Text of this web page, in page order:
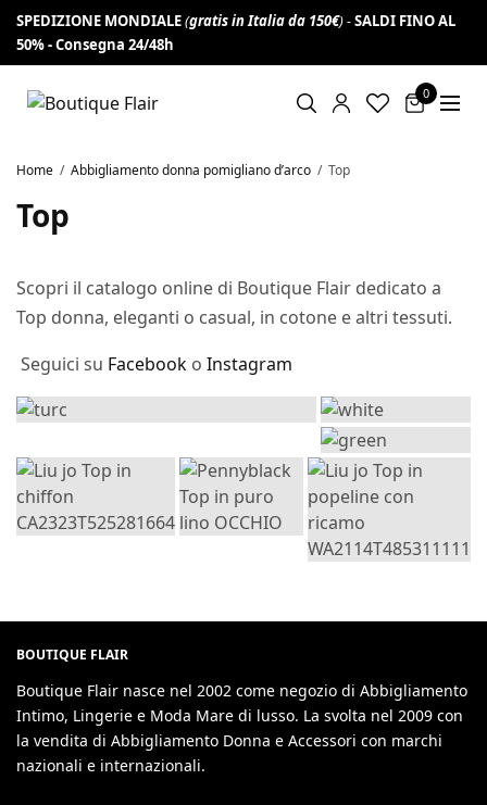
SPEDIZIONE MONDIALE(gratis in Italia da 150€) -SALDI FINO AL
50% -Consegna 24/48h
0
Home Abbigliamento donna pomigliano d’arco Top
Top
Scopri il catalogo online di Boutique Flair dedicato a
Top donna, eleganti o casual, in cotone e altri tessuti.
Seguici su Facebook oInstagram
BOUTIQUE FLAIR
Boutique Flair nasce nel 2002 come negozio di Abbigliamento
Intimo, Lingerie e Moda Mare di lusso. La svolta nel 2009 con
la vendita di Abbigliamento Donna e Accessori con marchi
nazionali e internazionali.
Iscriviti alla newsletter per non perderti
offerte e novità e ottieni 10% di sconto